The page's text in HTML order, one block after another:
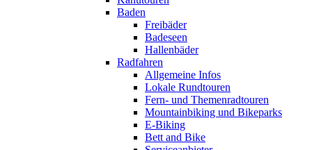
Baden
Freibäder
Badeseen
Hallenbäder
Radfahren
Allgemeine Infos
Lokale Rundtouren
Fern- und Themenradtouren
Mountainbiking und Bikeparks
E-Biking
Bett and Bike